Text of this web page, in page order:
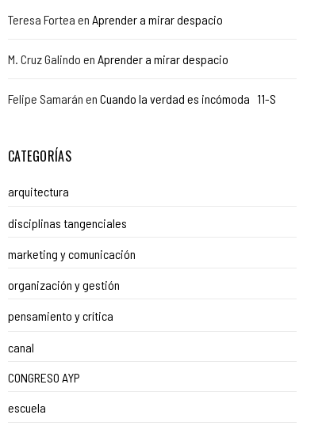
Teresa Fortea en Aprender a mirar despacio
M. Cruz Galindo en Aprender a mirar despacio
Felipe Samarán en Cuando la verdad es incómoda 11-S
CATEGORÍAS
arquitectura
disciplinas tangenciales
marketing y comunicación
organización y gestión
pensamiento y crítica
canal
CONGRESO AYP
escuela